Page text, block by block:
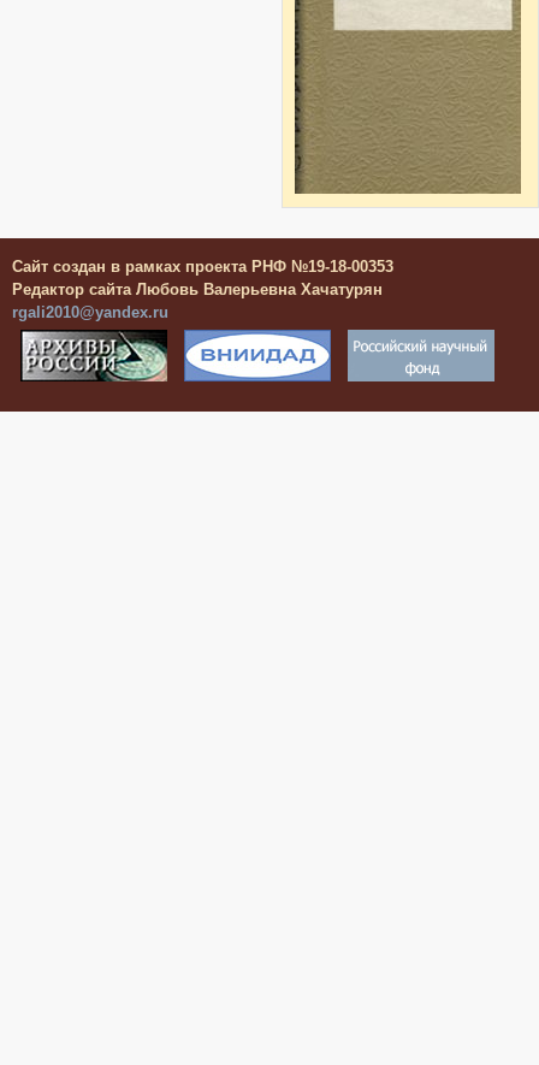
Сайт создан в рамках проекта РНФ №19-18-00353
Редактор сайта Любовь Валерьевна Хачатурян
rgali2010@yandex.ru